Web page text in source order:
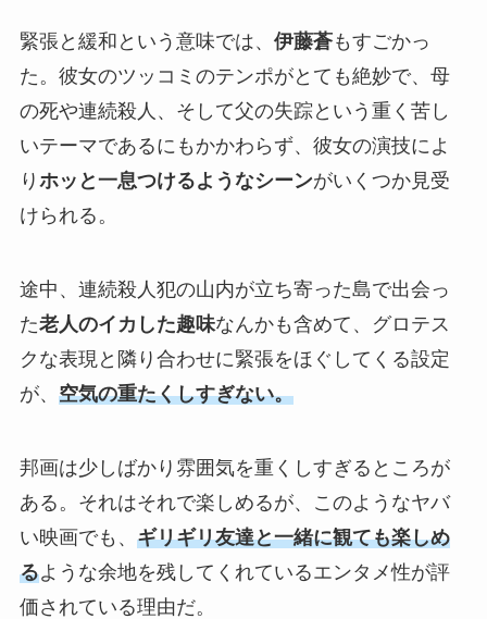
緊張と緩和という意味では、 伊藤蒼もすごかっ
た。彼女のツッコミのテンポがとても絶妙で、母
の死や連続殺人、そして父の失踪という重く苦し
いテーマであるにもかかわらず、彼女の演技によ
り ホッと一息つけるようなシーンがいくつか見受
けられる。
途中、連続殺人犯の山内が立ち寄った島で出会っ
た老人のイカした趣味なんかも含めて、グロテス
クな表現と隣り合わせに緊張をほぐしてくる設定
が、 空気の重たくしすぎない。
邦画は少しばかり雰囲気を重くしすぎるところが
ある。それはそれで楽しめるが、このようなヤバ
い映画でも、 ギリギリ友達と一緒に観ても楽しめ
るような余地を残してくれているエンタメ性が評
価されている理由だ。